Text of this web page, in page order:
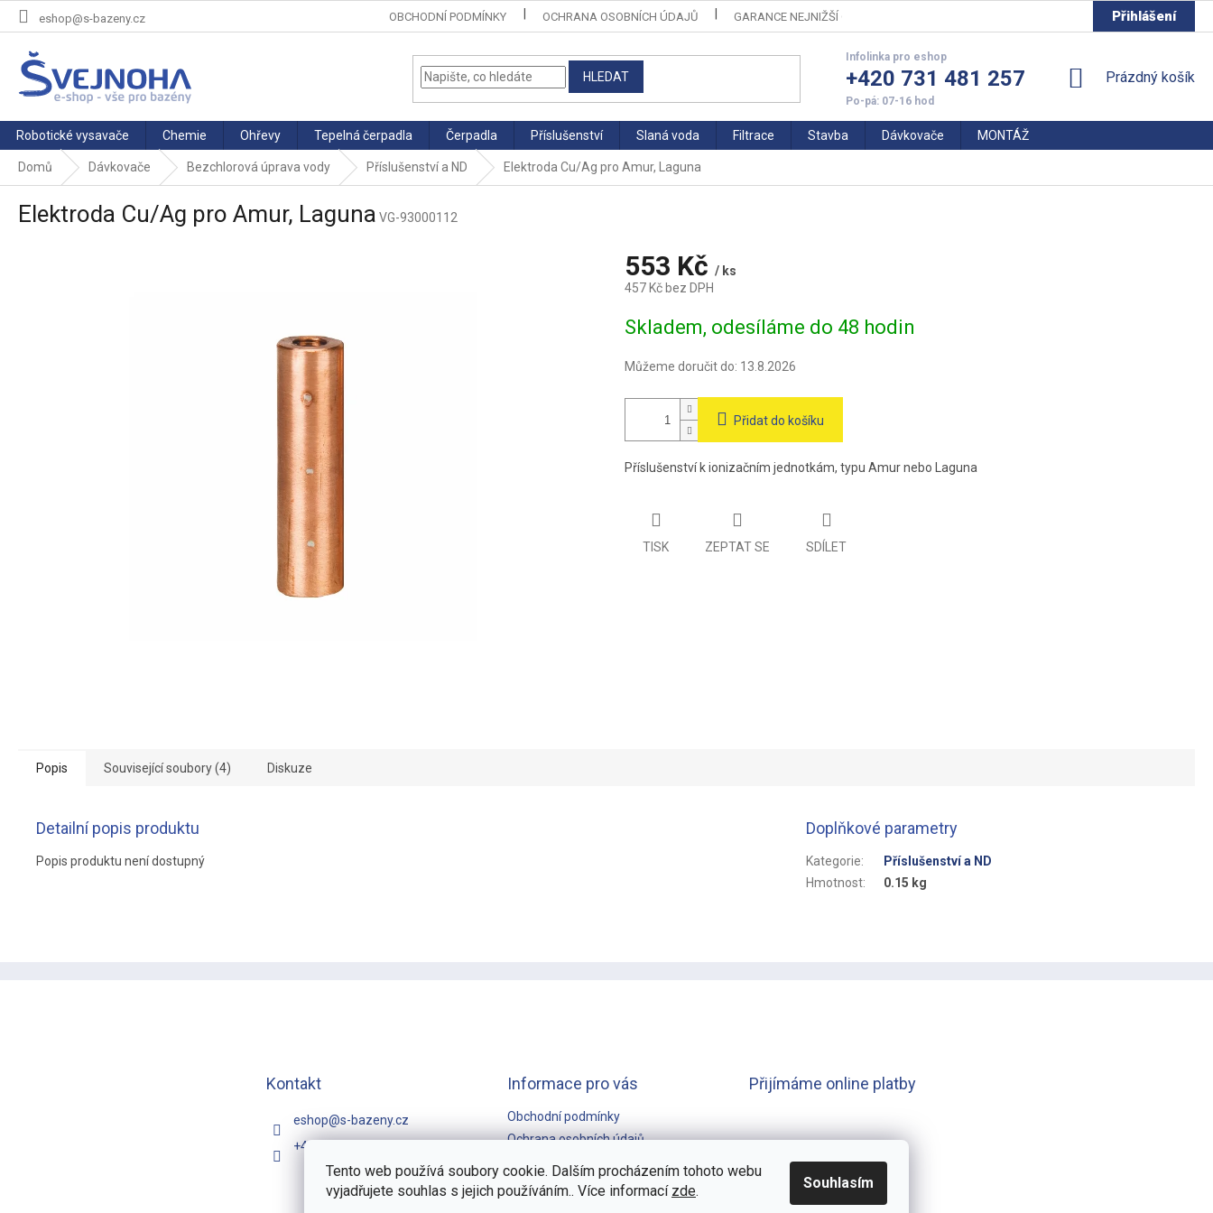
Tento web používá soubory cookie. Dalším procházením tohoto webu
vyjadřujete souhlas s jejich používáním.. Více informací zde. Souhlasím
Přejít
eshop@s-bazeny.cz OBCHODNÍ PODMÍNKY OCHRANA OSOBNÍCH ÚDAJŮ GARANCE NEJNIŽŠÍ CENY Přihlášení
HLEDAT +420 731 481 257
NÁKUPNÍ
Prázdný košík
Robotické vysavače Chemie Ohřevy Tepelná čerpadla Čerpadla Příslušenství Slaná voda Filtrace Stavba Dávkovače MONTÁŽ
Domů Dávkovače Bezchlorová úprava vody Příslušenství a ND Elektroda Cu/Ag pro Amur, Laguna
Elektroda Cu/Ag pro Amur, Laguna VG-93000112
553 Kč / ks
457 Kč bez DPH
cena:
Skladem, odesíláme do 48 hodin
Můžeme doručit do: 13.8.2026
Přidat do košíku
Příslušenství k ionizačním jednotkám, typu Amur nebo Laguna
TISK ZEPTAT SE SDÍLET
Popis Související soubory (4) Diskuze
Detailní popis produktu
Popis produktu není dostupný
Doplňkové parametry
Kategorie:
Příslušenství a ND
Hmotnost: 0.15 kg
Kontakt
eshop@s-bazeny.cz
+420 731 481 257
Informace pro vás
Obchodní podmínky
Ochrana osobních údajů
GARANCE NEJNIŽŠÍ CENY
Přijímáme online platby